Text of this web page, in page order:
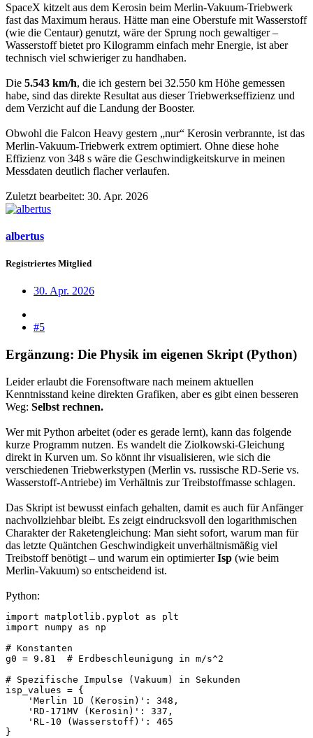
SpaceX kitzelt aus dem Kerosin beim Merlin-Vakuum-Triebwerk
fast das Maximum heraus. Hätte man eine Oberstufe mit Wasserstoff
(wie die Centaur) genutzt, wäre der Sprung noch gewaltiger –
Wasserstoff bietet pro Kilogramm einfach mehr Energie, ist aber
technisch viel schwieriger zu handhaben.
Die 5.543 km/h, die ich gestern bei 32.550 km Höhe gemessen
habe, sind das direkte Resultat aus dieser Triebwerkseffizienz und
dem Verzicht auf die Landung der Booster.
Obwohl die Falcon Heavy gestern „nur“ Kerosin verbrannte, ist das
Merlin-Vakuum-Triebwerk extrem optimiert. Ohne diese hohe
Effizienz von 348 s wäre die Geschwindigkeitskurve in meinen
Messdaten deutlich flacher verlaufen.
Zuletzt bearbeitet: 30. Apr. 2026
albertus
Registriertes Mitglied
30. Apr. 2026
#5
Ergänzung: Die Physik im eigenen Skript (Python)
Leider erlaubt die Forensoftware nach meinem aktuellen
Kenntnisstand keine direkten Grafiken, aber es gibt einen besseren
Weg: Selbst rechnen.
Wer mit Python arbeitet (oder es gerade lernt), kann das folgende
kurze Programm nutzen. Es wandelt die Ziolkowski-Gleichung
direkt in Kurven um. So könnt ihr visualisieren, wie sich die
verschiedenen Triebwerkstypen (Merlin vs. russische RD-Serie vs.
Wasserstoff-Antriebe) im Verhältnis zur Treibstoffmasse schlagen.
Das Skript ist bewusst einfach gehalten, damit es auch für Anfänger
nachvollziehbar bleibt. Es zeigt eindrucksvoll den logarithmischen
Charakter der Raketengleichung: Man sieht sofort, warum man für
das letzte Quäntchen Geschwindigkeit unverhältnismäßig viel
Treibstoff benötigt – und warum ein optimierterIsp (wie beim
Merlin-Vakuum) so entscheidend ist.
Python:
import matplotlib.pyplot as plt
import numpy as np
# Konstanten
g0 = 9.81  # Erdbeschleunigung in m/s^2
# Spezifische Impulse (Vakuum) in Sekunden
isp_values = {
    'Merlin 1D (Kerosin)': 348,
    'RD-171MV (Kerosin)': 337,
    'RL-10 (Wasserstoff)': 465
}